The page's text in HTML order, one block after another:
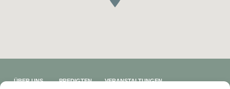
ÜBER UNS
PREDIGTEN
VERANSTALTUNGEN